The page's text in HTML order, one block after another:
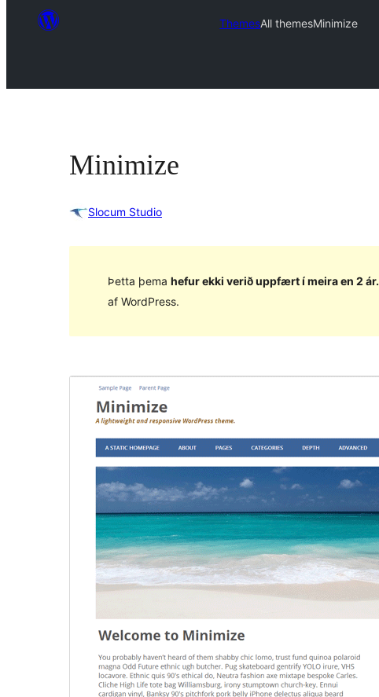
ThemesAll themesMinimize
Minimize
Slocum Studio
Þetta þema hefur ekki verið uppfært í meira en 2 ár.
af WordPress.